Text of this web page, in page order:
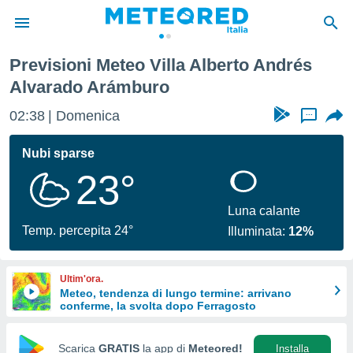
di
per
di
Web
le
Previsioni Meteo Villa Alberto Andrés
Alvarado Arámburo
02:38 Domenica ...
Nubi sparse
23°
Temp. percepita 24°
Luna calante
Illuminata: 12%
Ultim'ora.
Meteo, tendenza di lungo termine: arrivano
conferme, la svolta dopo Ferragosto
Scarica GRATIS la app di Meteored! Installa